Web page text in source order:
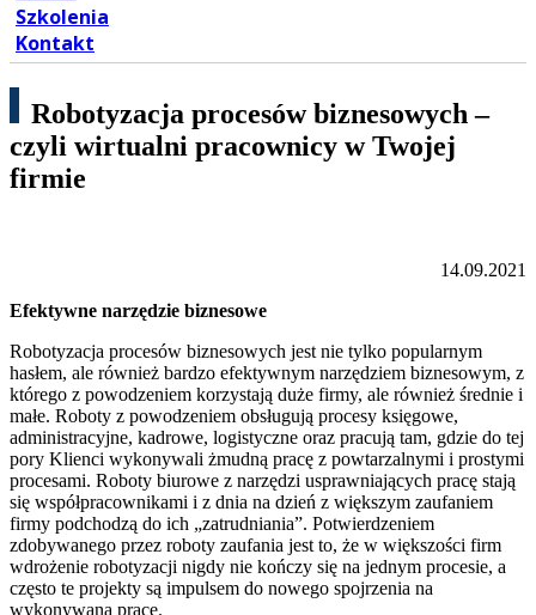
Szkolenia
Kontakt
Robotyzacja procesów biznesowych –
czyli wirtualni pracownicy w Twojej
firmie
14.09.2021
Efektywne narzędzie biznesowe
Robotyzacja procesów biznesowych jest nie tylko popularnym
hasłem, ale również bardzo efektywnym narzędziem biznesowym, z
którego z powodzeniem korzystają duże firmy, ale również średnie i
małe. Roboty z powodzeniem obsługują procesy księgowe,
administracyjne, kadrowe, logistyczne oraz pracują tam, gdzie do tej
pory Klienci wykonywali żmudną pracę z powtarzalnymi i prostymi
procesami. Roboty biurowe z narzędzi usprawniających pracę stają
się współpracownikami i z dnia na dzień z większym zaufaniem
firmy podchodzą do ich „zatrudniania”. Potwierdzeniem
zdobywanego przez roboty zaufania jest to, że w większości firm
wdrożenie robotyzacji nigdy nie kończy się na jednym procesie, a
często te projekty są impulsem do nowego spojrzenia na
wykonywaną pracę.